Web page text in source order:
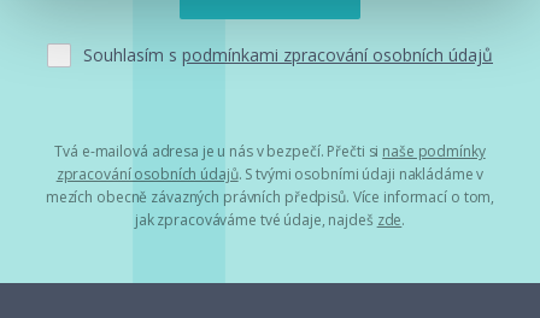
Souhlasím s podmínkami zpracování osobních údajů
Tvá e-mailová adresa je u nás v bezpečí. Přečti si naše podmínky
zpracování osobních údajů. S tvými osobními údaji nakládáme v
mezích obecně závazných právních předpisů. Více informací o tom,
jak zpracováváme tvé údaje, najdeš zde.